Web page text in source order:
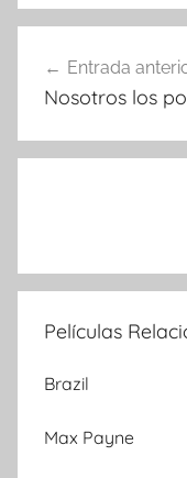
Navegación
de
entradas
Entrada
Nosotros los
Películas
Brazil
Max Payne